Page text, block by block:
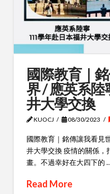
國際教育｜
界 / 應英系
井大學交換
KUOCJ 08/30/2023
國際教育｜銘傳讓我看見
井大學交換 疫情的關係，
畫。不過幸好在大四下的
Read More